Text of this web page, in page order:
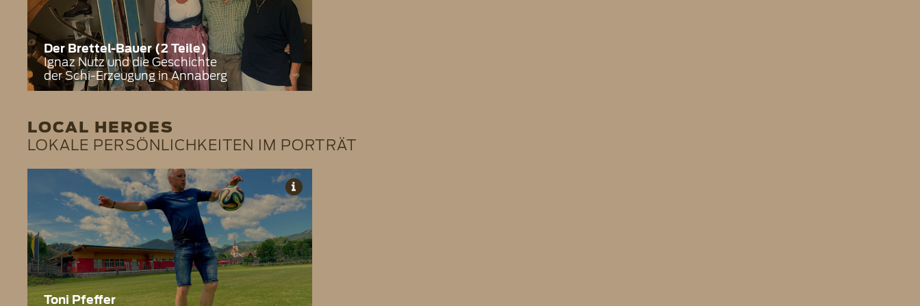
Der Brettel-Bauer (2 Teile)
Ignaz Nutz und die Geschichte
der Schi-Erzeugung in Annaberg
LOCAL HEROES
LOKALE PERSÖNLICHKEITEN IM PORTRÄT
Toni Pfeffer